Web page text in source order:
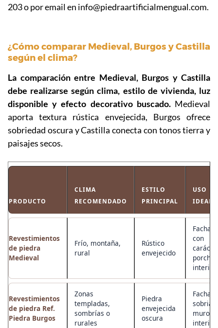
203 o por email en info@piedraartificialmengual.com.
¿Cómo comparar Medieval, Burgos y Castilla
según el clima?
La comparación entre Medieval, Burgos y Castilla
debe realizarse según clima, estilo de vivienda, luz
disponible y efecto decorativo buscado.Medieval
aporta textura rústica envejecida, Burgos ofrece
sobriedad oscura y Castilla conecta con tonos tierra y
paisajes secos.
PRODUCTO
CLIMA
RECOMENDADO
ESTILO
PRINCIPAL
USO
IDEAL
Revestimientos
de piedra
Medieval
Frío, montaña,
rural
Rústico
envejecido
con
Revestimientos
de piedra Ref.
Piedra Burgos
Zonas
templadas,
sombrías o
rurales
Piedra
envejecida
oscura
sobrias,
muros,